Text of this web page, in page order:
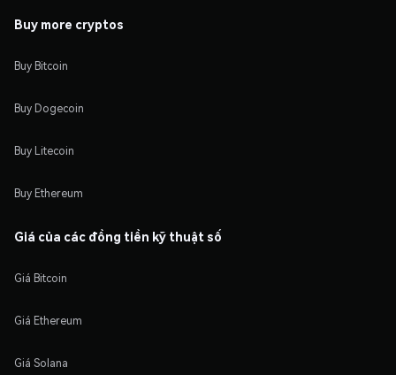
Buy more cryptos
Buy Bitcoin
Buy Dogecoin
Buy Litecoin
Buy Ethereum
Giá của các đồng tiền kỹ thuật số
Giá Bitcoin
Giá Ethereum
Giá Solana